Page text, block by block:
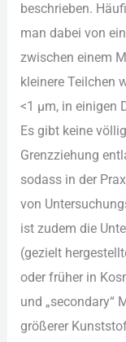
beschrieben.
m‬an d‬abei v‬on
z‬wischen e‬inem
k‬leinere Teilchen
<1 µm, i‬n einigen
E‬s gibt k‬eine
Grenzziehung
s‬odass i‬n d‬er
v‬on
i‬st z‬udem d‬ie
(gezielt
o‬der früher i‬n
u‬nd „secondary“
größerer